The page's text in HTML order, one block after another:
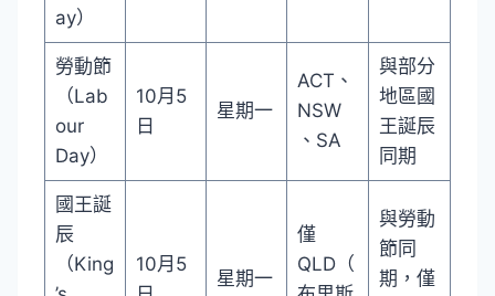
ay）
勞動節
（Lab
our
Day）
10月5
日
星期一
ACT、
NSW
、SA
與部分
地區國
王誕辰
同期
國王誕
辰
（King
10月5
星期一
僅
QLD（
與勞動
節同
期，僅